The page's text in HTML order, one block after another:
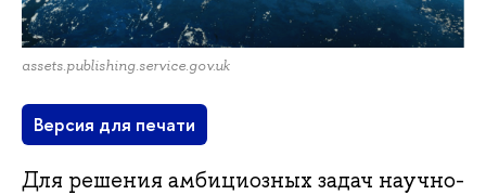
assets.publishing.service.gov.uk
Версия для печати
Для решения амбициозных задач научно-